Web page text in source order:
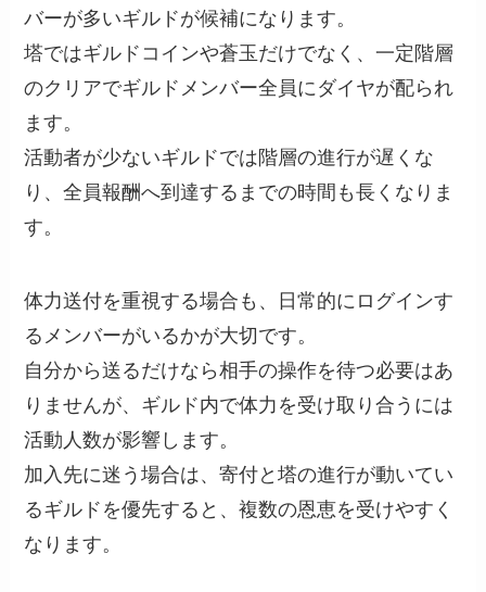
バーが多いギルドが候補になります。
塔ではギルドコインや蒼玉だけでなく、一定階層
のクリアでギルドメンバー全員にダイヤが配られ
ます。
活動者が少ないギルドでは階層の進行が遅くな
り、全員報酬へ到達するまでの時間も長くなりま
す。
体力送付を重視する場合も、日常的にログインす
るメンバーがいるかが大切です。
自分から送るだけなら相手の操作を待つ必要はあ
りませんが、ギルド内で体力を受け取り合うには
活動人数が影響します。
加入先に迷う場合は、寄付と塔の進行が動いてい
るギルドを優先すると、複数の恩恵を受けやすく
なります。